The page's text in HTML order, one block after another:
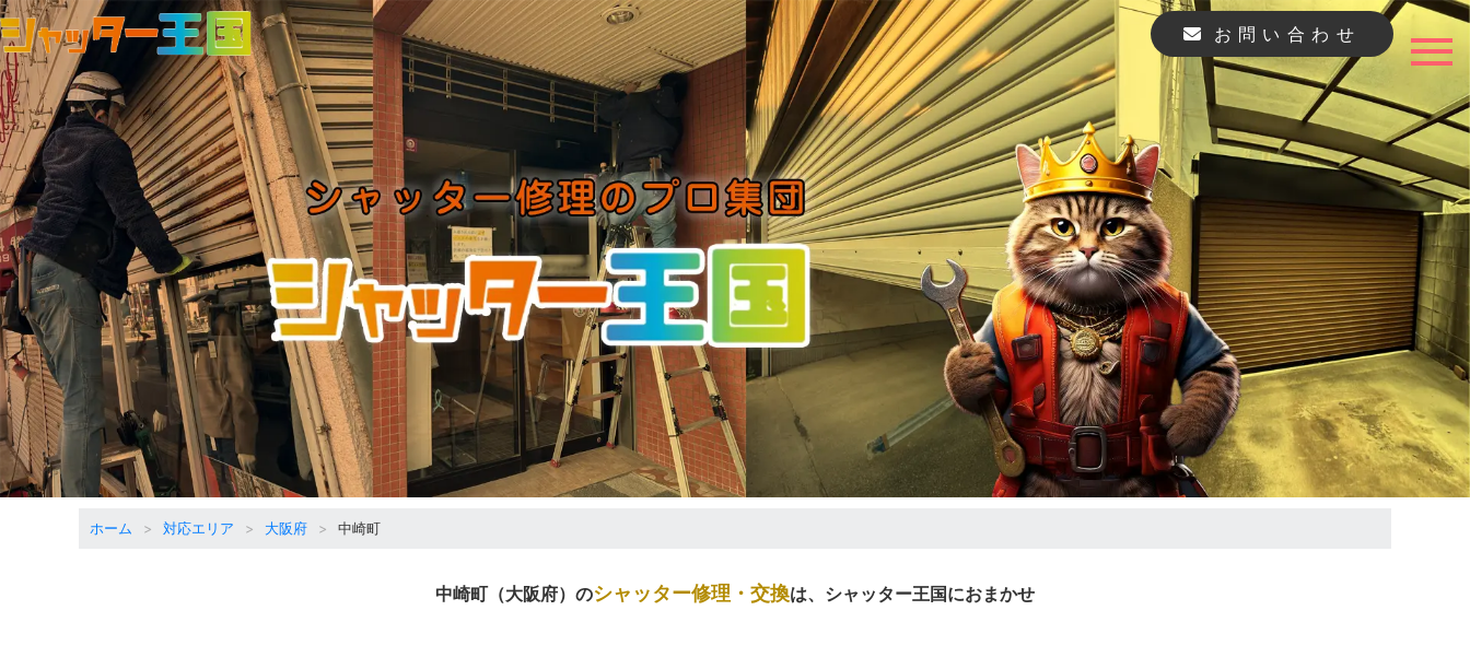
お問い合わせ
ホーム 対応エリア 大阪府 中崎町
中崎町（大阪府）のシャッター修理・交換は、シャッター王国におまかせ